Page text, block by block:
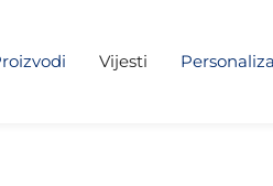
Vijesti